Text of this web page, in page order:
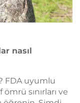
nasıl
FDA uyumlu
sınırları ve